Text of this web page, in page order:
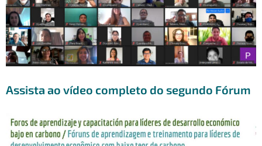
Assista ao vídeo completo do segundo Fórum